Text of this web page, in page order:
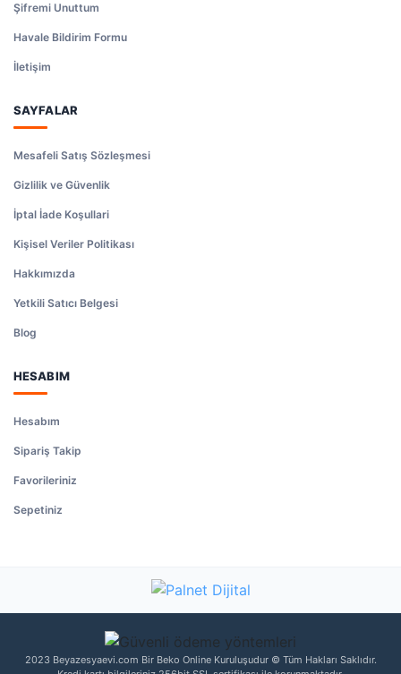
Şifremi Unuttum
Havale Bildirim Formu
İletişim
SAYFALAR
Mesafeli Satış Sözleşmesi
Gizlilik ve Güvenlik
İptal İade Koşullari
Kişisel Veriler Politikası
Hakkımızda
Yetkili Satıcı Belgesi
Blog
HESABIM
Hesabım
Sipariş Takip
Favorileriniz
Sepetiniz
2023 Beyazesyaevi.com Bir Beko Online Kuruluşudur © Tüm Hakları Saklıdır.